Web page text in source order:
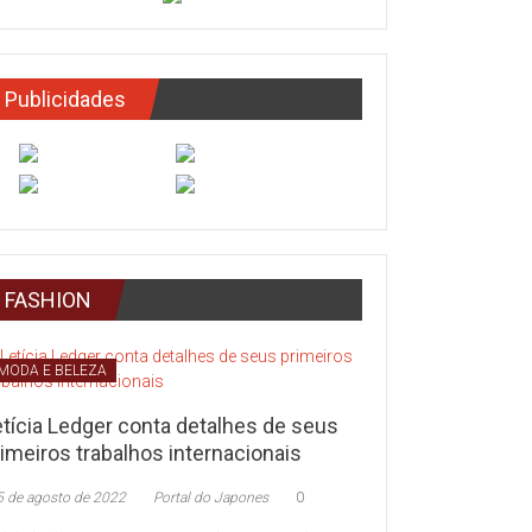
Publicidades
FASHION
E BELEZA
Ledger conta detalhes de seus
trabalhos internacionais
de agosto de 2022 Portal do Japones 0